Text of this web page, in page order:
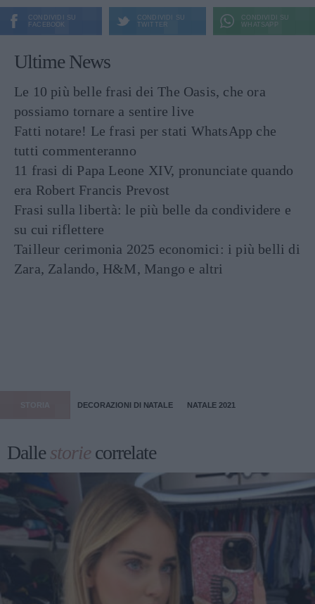
CONDIVIDI SU
FACEBOOK
CONDIVIDI SU
TWITTER
CONDIVIDI SU
WHATSAPP
Ultime News
Le 10 più belle frasi dei The Oasis, che ora
possiamo tornare a sentire live
Fatti notare! Le frasi per stati WhatsApp che
tutti commenteranno
11 frasi di Papa Leone XIV, pronunciate quando
era Robert Francis Prevost
Frasi sulla libertà: le più belle da condividere e
su cui riflettere
Tailleur cerimonia 2025 economici: i più belli di
Zara, Zalando, H&M, Mango e altri
DECORAZIONI DI NATALE NATALE 2021
Dallestoriecorrelate